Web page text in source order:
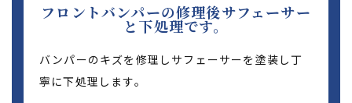
フロントバンパーの修理後サフェーサー
と下処理です。
バンパーのキズを修理しサフェーサーを塗装し丁
寧に下処理します。